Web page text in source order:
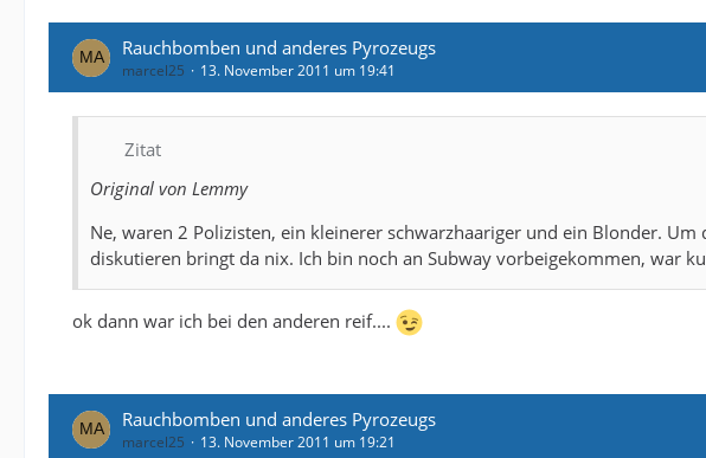
Rauchbomben und anderes Pyrozeugs
marcel25 13. November 2011 um 19:41
Zitat
Original von Lemmy
Ne, waren 2 Polizisten, ein kleinerer schwarzhaariger und ein Blonder.
diskutieren bringt da nix. Ich bin noch an Subway vorbeigekommen, war
ok dann war ich bei den anderen reif....
Rauchbomben und anderes Pyrozeugs
marcel25 13. November 2011 um 19:21